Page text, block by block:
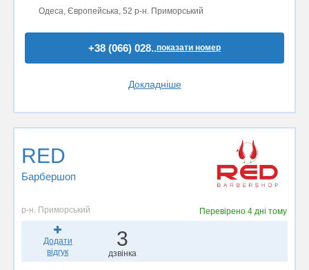
Одеса, Європейська, 52 р-н. Приморський
+38 (066) 028..показати номер
Докладніше
RED
Барбершоп
р-н. Приморський Перевірено4 дні тому
Додати
відгук
3
дзвінка